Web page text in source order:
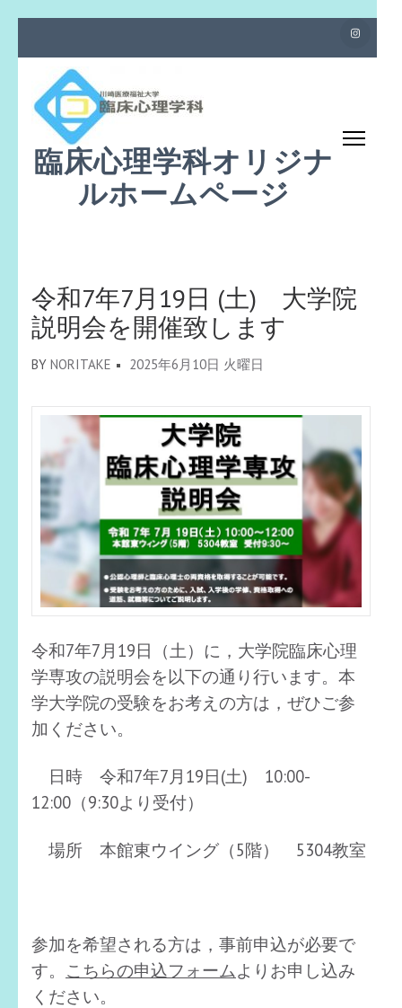
ン
(Enter
押
す)
臨床心理学科オリジナ
ルホームページ
令和7年7月19日 (土) 大学院
説明会を開催致します
BY NORITAKE 2025年6月10日 火曜日
令和7年7月19日（土）に，大学院臨床心理
学専攻の説明会を以下の通り行います。本
学大学院の受験をお考えの方は，ぜひご参
加ください。
日時 令和7年7月19日(土) 10:00-
12:00（9:30より受付）
場所 本館東ウイング（5階） 5304教室
参加を希望される方は，事前申込が必要で
す。 こちらの申込フォームよりお申し込み
ください。